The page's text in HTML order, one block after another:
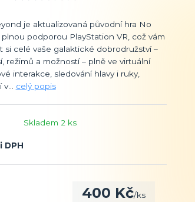
je aktualizovaná původní hra No
plnou podporou PlayStation VR, což vám
si celé vaše galaktické dobrodružství –
režimů a možností – plně ve virtuální
interakce, sledování hlavy i ruky,
celý popis
Skladem 2 ks
DPH
400 Kč/ks